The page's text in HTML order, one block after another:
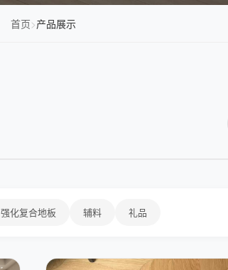
首页>产品展示
强化复合地板 辅料 礼品